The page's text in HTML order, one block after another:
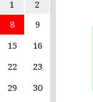
1
2
8
9
15
16
22
23
29
30